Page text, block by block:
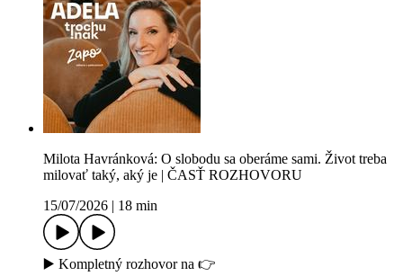
Milota Havránková: O slobodu sa oberáme sami. Život treba
milovať taký, aký je | ČASŤ ROZHOVORU
15/07/2026 | 18 min
▶️ Kompletný rozhovor na 👉